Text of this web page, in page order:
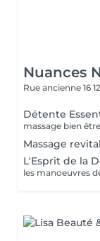
Nuances
Rue ancienne 16
Détente
Massage
L'Esprit de la